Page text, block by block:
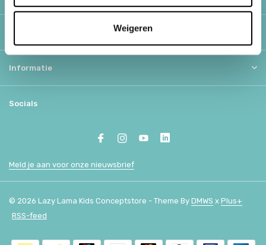
Weigeren
Informatie
Socials
Meld je aan voor onze nieuwsbrief
© 2026 Lazy Lama Kids Conceptstore - Theme By DMWS x Plus+
RSS-feed